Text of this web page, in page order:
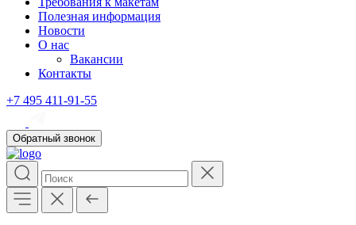
Полезная информация
Новости
О нас
Вакансии
Контакты
+7 495 411-91-55
Обратный звонок